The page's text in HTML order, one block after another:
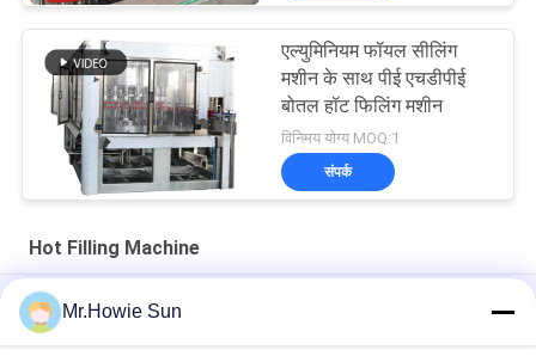
एल्युमिनियम फॉयल सीलिंग
मशीन के साथ पीई एचडीपीई
बोतल हॉट फिलिंग मशीन
विनिमय योग्य MOQ:1
संपर्क
Hot Filling Machine
Plastic Bottle Hot Filling Machine 3 In 1 For Fruit Juice
Processing
Mr.Howie Sun